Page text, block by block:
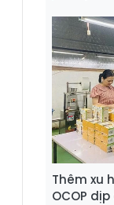
Thêm xu
OCOP